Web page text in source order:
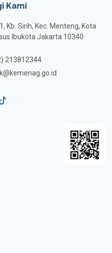
Kami
Kb. Sirih, Kec. Menteng, Kota
Ibukota Jakarta 10340
213812344